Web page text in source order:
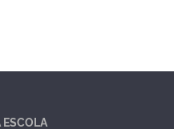
ESCOLA